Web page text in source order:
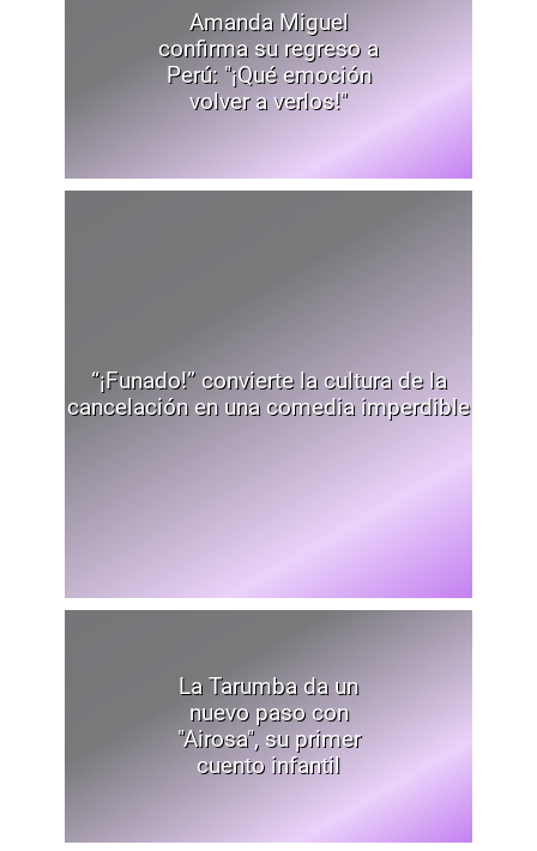
Amanda Miguel
confirma su regreso a
Perú: "¡Qué emoción
volver a verlos!"
“¡Funado!” convierte la cultura de la
cancelación en una comedia imperdible
La Tarumba da un
nuevo paso con
"Airosa", su primer
cuento infantil